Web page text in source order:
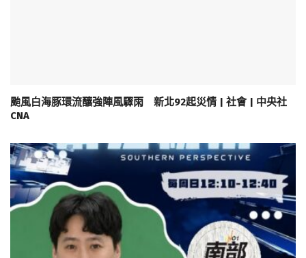
颱風白海豚環流釀強陣風驟雨 新北92起災情 | 社會 | 中央社
CNA